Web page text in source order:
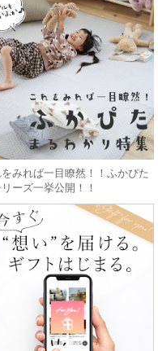
をみれば一目瞭然！！ふかぴた
ーズ一挙公開！！